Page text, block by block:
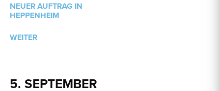
NEUER AUFTRAG IN
HEPPENHEIM
WEITER
5. SEPTEMBER